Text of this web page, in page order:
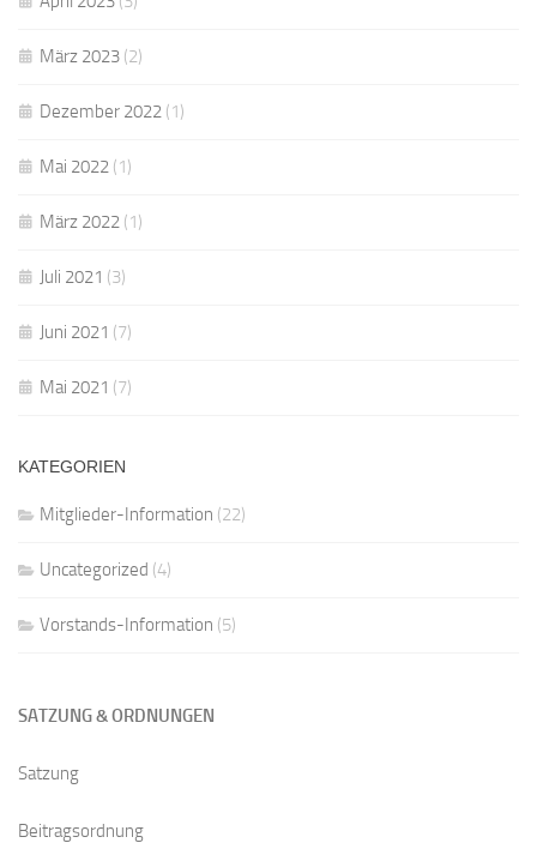
März 2023 (2)
Dezember 2022 (1)
Mai 2022 (1)
März 2022 (1)
Juli 2021 (3)
Juni 2021 (7)
Mai 2021 (7)
KATEGORIEN
Mitglieder-Information (22)
Uncategorized (4)
Vorstands-Information (5)
SATZUNG & ORDNUNGEN
Satzung
Beitragsordnung